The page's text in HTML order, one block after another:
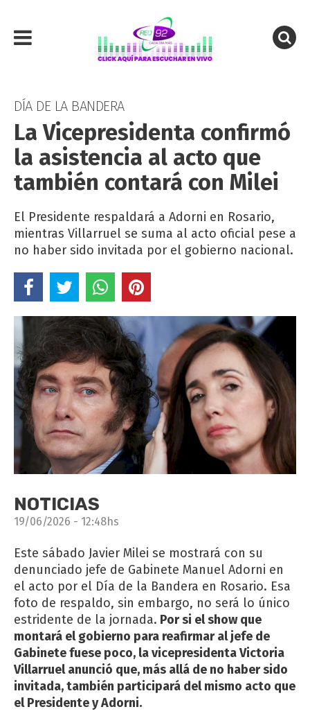
DÍA DE LA BANDERA
La Vicepresidenta confirmó
la asistencia al acto que
también contará con Milei
​El Presidente respaldará a Adorni en Rosario,
mientras Villarruel se suma al acto oficial pese a
no haber sido invitada por el gobierno nacional.
NOTICIAS
19/06/2026 - 12:48hs
Este sábado Javier Milei se mostrará con su
denunciado jefe de Gabinete Manuel Adorni en
el acto por el Día de la Bandera en Rosario. Esa
foto de respaldo, sin embargo, no será lo único
estridente de la jornada. Por si el show que
montará el gobierno para reafirmar al jefe de
Gabinete fuese poco, la vicepresidenta Victoria
Villarruel anunció que, más allá de no haber sido
invitada, también participará del mismo acto que
el Presidente y Adorni.